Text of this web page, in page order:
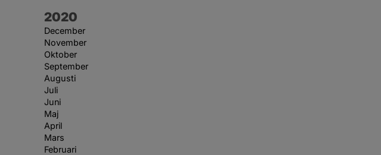
År:
2020
December
November
Oktober
September
Augusti
Juli
Juni
Maj
April
Mars
Februari